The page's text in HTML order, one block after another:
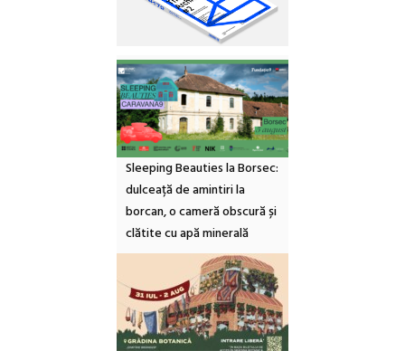
Sleeping Beauties la Borsec:
dulceață de amintiri la
borcan, o cameră obscură și
clătite cu apă minerală